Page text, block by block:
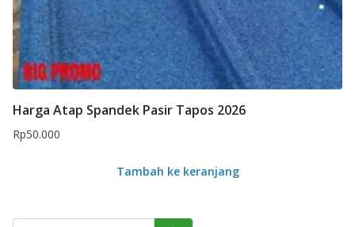
Harga Atap Spandek Pasir Tapos 2026
Rp50.000
Tambah ke keranjang